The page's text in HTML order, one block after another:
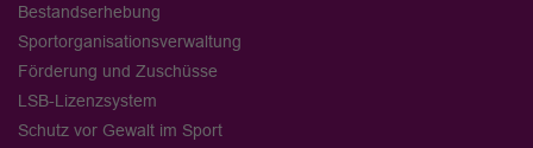
Bestandserhebung
Sportorganisationsverwaltung
Förderung und Zuschüsse
LSB-Lizenzsystem
Schutz vor Gewalt im Sport